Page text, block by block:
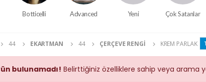
Botticelli Advanced Yeni Çok Satanlar
44 EKARTMAN 44 ÇERÇEVE RENGI KREM PARLAK
bulunamadı! Belirttiğiniz özelliklere sahip veya arama